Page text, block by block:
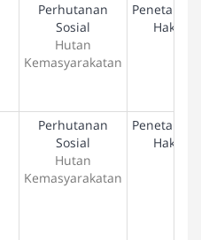
Perhutanan
Sosial
Hutan
Kemasyarakatan
Penetapan
Hak
Perhutanan
Sosial
Hutan
Kemasyarakatan
Penetapan
Hak